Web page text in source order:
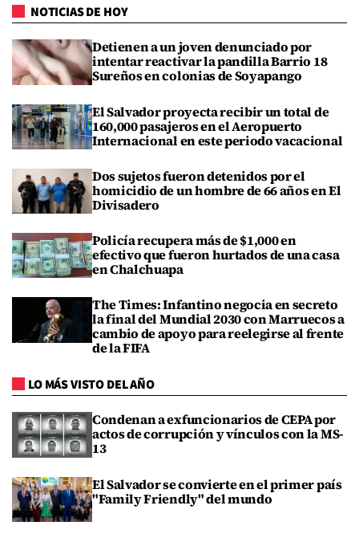
NOTICIAS DE HOY
Detienen a un joven denunciado por
intentar reactivar la pandilla Barrio 18
Sureños en colonias de Soyapango
El Salvador proyecta recibir un total de
160,000 pasajeros en el Aeropuerto
Internacional en este periodo vacacional
Dos sujetos fueron detenidos por el
homicidio de un hombre de 66 años en El
Divisadero
Policía recupera más de $1,000 en
efectivo que fueron hurtados de una casa
en Chalchuapa
The Times: Infantino negocia en secreto
la final del Mundial 2030 con Marruecos a
cambio de apoyo para reelegirse al frente
de la FIFA
LO MÁS VISTO DEL AÑO
Condenan a exfuncionarios de CEPA por
actos de corrupción y vínculos con la MS-
13
El Salvador se convierte en el primer país
"Family Friendly" del mundo